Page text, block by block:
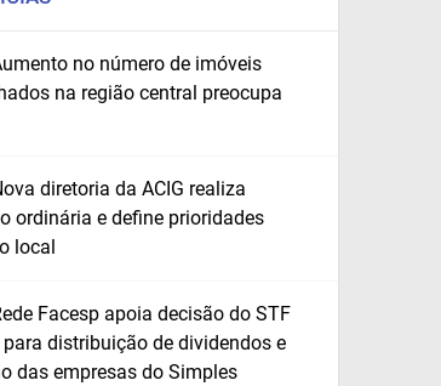
no número de imóveis
na região central preocupa
diretoria da ACIG realiza
ordinária e define prioridades
local
Facesp apoia decisão do STF
distribuição de dividendos e
das empresas do Simples